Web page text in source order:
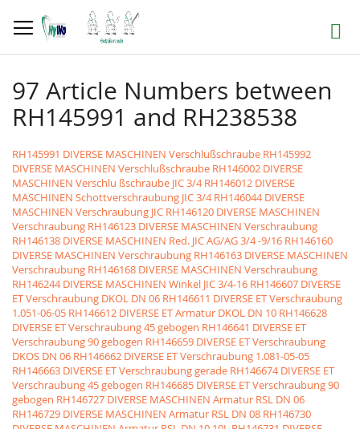
zum
Inhalt
Suche
97 Article Numbers between
RH145991 and RH238538
RH145991 DIVERSE MASCHINEN Verschlußschraube RH145992
DIVERSE MASCHINEN Verschlußschraube RH146002 DIVERSE
MASCHINEN Verschlu ßschraube JIC 3/4 RH146012 DIVERSE
MASCHINEN Schottverschraubung JIC 3/4 RH146044 DIVERSE
MASCHINEN Verschraubung JIC RH146120 DIVERSE MASCHINEN
Verschraubung RH146123 DIVERSE MASCHINEN Verschraubung
RH146138 DIVERSE MASCHINEN Red. JIC AG/AG 3/4 -9/16 RH146160
DIVERSE MASCHINEN Verschraubung RH146163 DIVERSE MASCHINEN
Verschraubung RH146168 DIVERSE MASCHINEN Verschraubung
RH146244 DIVERSE MASCHINEN Winkel JIC 3/4-16 RH146607 DIVERSE
ET Verschraubung DKOL DN 06 RH146611 DIVERSE ET Verschraubung
1.051-06-05 RH146612 DIVERSE ET Armatur DKOL DN 10 RH146628
DIVERSE ET Verschraubung 45 gebogen RH146641 DIVERSE ET
Verschraubung 90 gebogen RH146659 DIVERSE ET Verschraubung
DKOS DN 06 RH146662 DIVERSE ET Verschraubung 1.081-05-05
RH146663 DIVERSE ET Verschraubung gerade RH146674 DIVERSE ET
Verschraubung 45 gebogen RH146685 DIVERSE ET Verschraubung 90
gebogen RH146727 DIVERSE MASCHINEN Armatur RSL DN 06
RH146729 DIVERSE MASCHINEN Armatur RSL DN 08 RH146730